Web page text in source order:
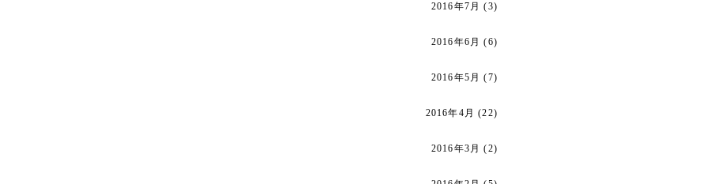
2016年7月 (3)
2016年6月 (6)
2016年5月 (7)
2016年4月 (22)
2016年3月 (2)